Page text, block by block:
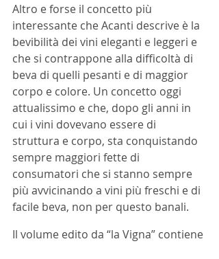
Altro e forse il concetto più
interessante che Acanti descrive è la
bevibilità dei vini eleganti e leggeri e
che si contrappone alla difficoltà di
beva di quelli pesanti e di maggior
corpo e colore. Un concetto oggi
attualissimo e che, dopo gli anni in
cui i vini dovevano essere di
struttura e corpo, sta conquistando
sempre maggiori fette di
consumatori che si stanno sempre
più avvicinando a vini più freschi e di
facile beva, non per questo banali.
Il volume edito da “la Vigna” contiene